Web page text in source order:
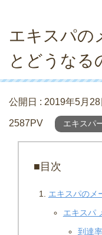
エキスパの
とどうなる
公開日 : 2019年5月28
2587PV エキスパ
■目次
エキスパのメ
エキスパ
到達